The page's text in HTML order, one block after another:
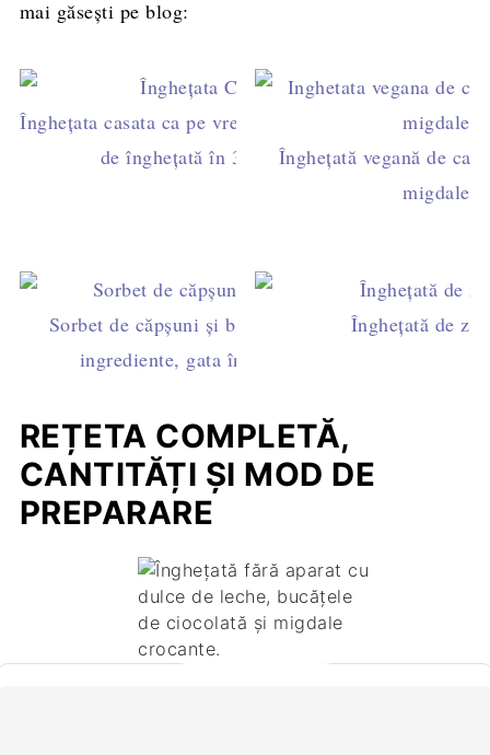
mai găsești pe blog:
Înghețata casata ca pe vremuri. Sau un tort
de înghețată în 3 culori.Îngheţată vegană de
migdale
Sorbet de căpșuni și banane. Doar 4
ingrediente, gata în 5 minute
Îngheţată de
REȚETA COMPLETĂ,
CANTITĂȚI ȘI MOD DE
PREPARARE